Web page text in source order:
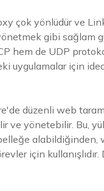
çok yönlüdür ve
gibi
hem de UDP
uygulamalar için
düzenli web
ve yönetebilir. Bu,
alabildiğinden,
için